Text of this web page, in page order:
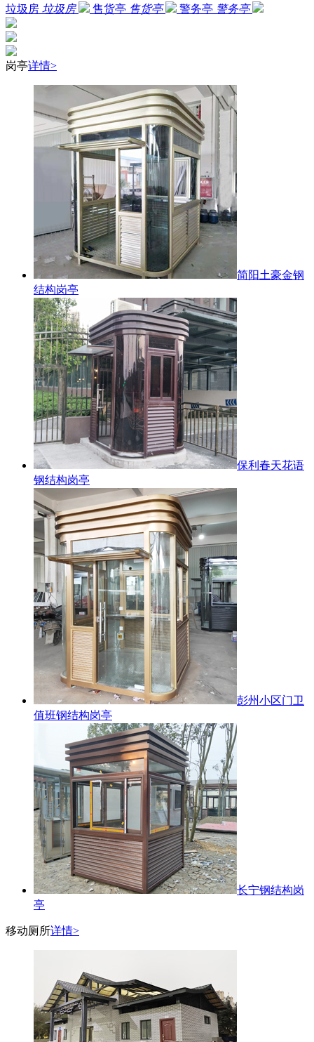
垃圾房 垃圾房 售货亭 售货亭 警务亭 警务亭
岗亭详情>
简阳土豪金钢
结构岗亭
保利春天花语
钢结构岗亭
彭州小区门卫
值班钢结构岗亭
长宁钢结构岗
亭
移动厕所详情>